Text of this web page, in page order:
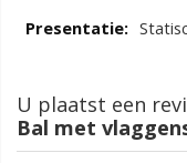
U plaatst een
Bal met